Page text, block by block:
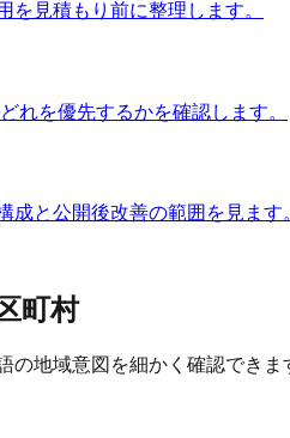
見積もり前に整理します。
れを優先するかを確認します。
と公開後改善の範囲を見ます
町村
地域意図を細かく確認できま